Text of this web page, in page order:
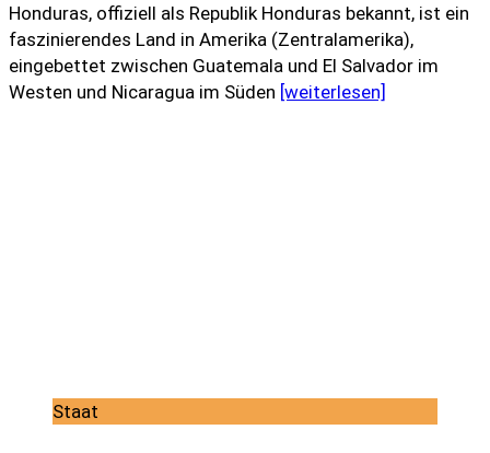
Honduras, offiziell als Republik Honduras bekannt, ist ein
faszinierendes Land in Amerika (Zentralamerika),
eingebettet zwischen Guatemala und El Salvador im
Westen und Nicaragua im Süden [weiterlesen]
Staat